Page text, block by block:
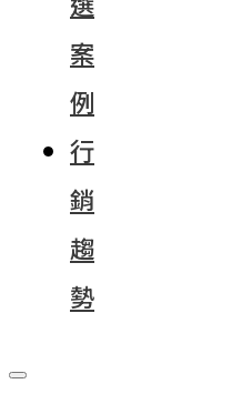
案
例
行
銷
趨
勢